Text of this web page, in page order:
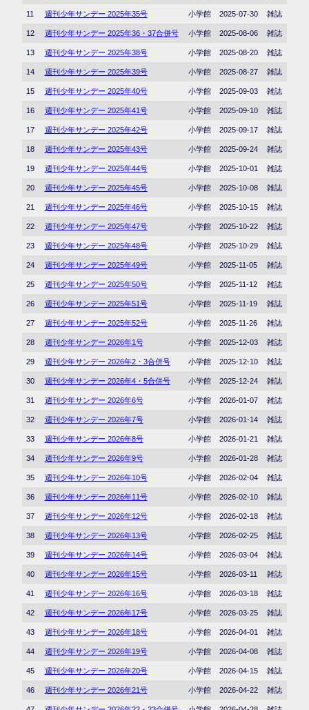
11 週刊少年サンデー 2025年35号 小学館 2025-07-30 雑誌
12 週刊少年サンデー 2025年36・37合併号 小学館 2025-08-06 雑誌
13 週刊少年サンデー 2025年38号 小学館 2025-08-20 雑誌
14 週刊少年サンデー 2025年39号 小学館 2025-08-27 雑誌
15 週刊少年サンデー 2025年40号 小学館 2025-09-03 雑誌
16 週刊少年サンデー 2025年41号 小学館 2025-09-10 雑誌
17 週刊少年サンデー 2025年42号 小学館 2025-09-17 雑誌
18 週刊少年サンデー 2025年43号 小学館 2025-09-24 雑誌
19 週刊少年サンデー 2025年44号 小学館 2025-10-01 雑誌
20 週刊少年サンデー 2025年45号 小学館 2025-10-08 雑誌
21 週刊少年サンデー 2025年46号 小学館 2025-10-15 雑誌
22 週刊少年サンデー 2025年47号 小学館 2025-10-22 雑誌
23 週刊少年サンデー 2025年48号 小学館 2025-10-29 雑誌
24 週刊少年サンデー 2025年49号 小学館 2025-11-05 雑誌
25 週刊少年サンデー 2025年50号 小学館 2025-11-12 雑誌
26 週刊少年サンデー 2025年51号 小学館 2025-11-19 雑誌
27 週刊少年サンデー 2025年52号 小学館 2025-11-26 雑誌
28 週刊少年サンデー 2026年1号 小学館 2025-12-03 雑誌
29 週刊少年サンデー 2026年2・3合併号 小学館 2025-12-10 雑誌
30 週刊少年サンデー 2026年4・5合併号 小学館 2025-12-24 雑誌
31 週刊少年サンデー 2026年6号 小学館 2026-01-07 雑誌
32 週刊少年サンデー 2026年7号 小学館 2026-01-14 雑誌
33 週刊少年サンデー 2026年8号 小学館 2026-01-21 雑誌
34 週刊少年サンデー 2026年9号 小学館 2026-01-28 雑誌
35 週刊少年サンデー 2026年10号 小学館 2026-02-04 雑誌
36 週刊少年サンデー 2026年11号 小学館 2026-02-10 雑誌
37 週刊少年サンデー 2026年12号 小学館 2026-02-18 雑誌
38 週刊少年サンデー 2026年13号 小学館 2026-02-25 雑誌
39 週刊少年サンデー 2026年14号 小学館 2026-03-04 雑誌
40 週刊少年サンデー 2026年15号 小学館 2026-03-11 雑誌
41 週刊少年サンデー 2026年16号 小学館 2026-03-18 雑誌
42 週刊少年サンデー 2026年17号 小学館 2026-03-25 雑誌
43 週刊少年サンデー 2026年18号 小学館 2026-04-01 雑誌
44 週刊少年サンデー 2026年19号 小学館 2026-04-08 雑誌
45 週刊少年サンデー 2026年20号 小学館 2026-04-15 雑誌
46 週刊少年サンデー 2026年21号 小学館 2026-04-22 雑誌